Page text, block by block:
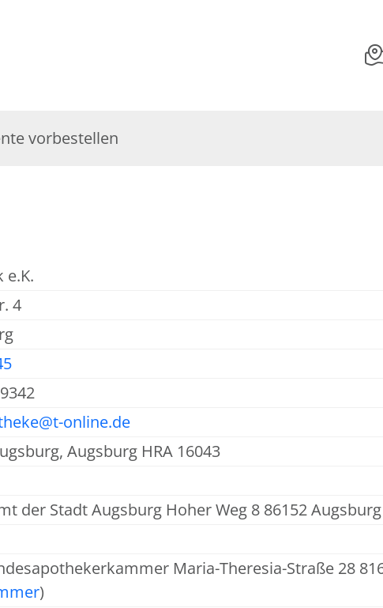
vorbestellen
e.K.
4
online.de
Augsburg HRA 16043
der Stadt Augsburg Hoher Weg 8 86152 Augsburg
Maria-Theresia-Straße 28
)